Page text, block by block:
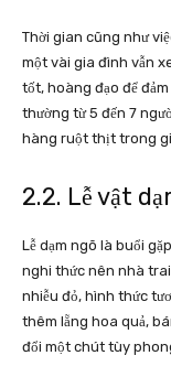
Thời gian cũng như
một vài gia đình vẫn
tốt, hoàng đạo để
thường từ 5 đến 7
hàng ruột thịt trong
2.2. Lễ vật
Lễ dạm ngõ là buổi
nghi thức nên nhà
nhiễu đỏ, hình thức
thêm lẵng hoa quả,
đổi một chút tùy